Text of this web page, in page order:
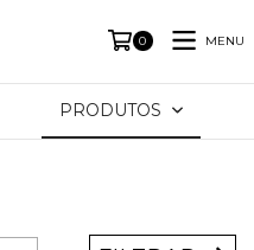
0 MENU
PRODUTOS